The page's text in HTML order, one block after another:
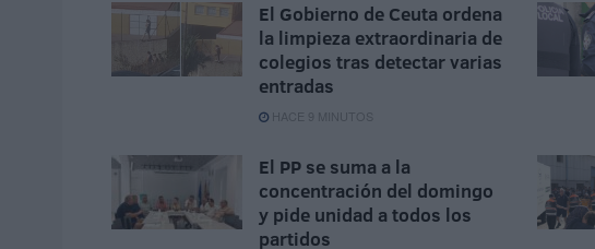
El Gobierno de Ceuta ordena
la limpieza extraordinaria de
colegios tras detectar varias
entradas
HACE 9 MINUTOS
El PP se suma a la
concentración del domingo
y pide unidad a todos los
partidos